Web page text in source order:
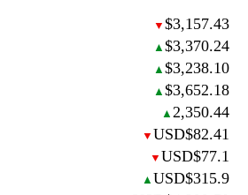
▼ $3,157.43
▲ $3,370.24
▲ $3,238.10
▲ $3,652.18
▲ 2,350.44
▼ USD$82.41
▼ USD$77.1
▲ USD$315.9